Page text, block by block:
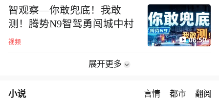
智观察—你敢兜底！我敢
测！腾势N9智驾勇闯城中村
视频 06:50
展开更多
小说 言情 都市 翻阅